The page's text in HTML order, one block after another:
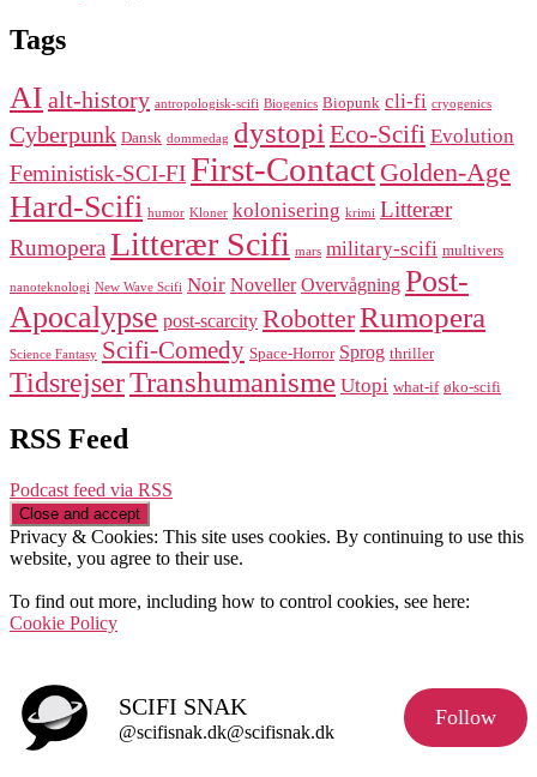
Tags
AI alt-history antropologisk-scifi Biogenics Biopunk cli-fi cryogenics
Cyberpunk Dansk dommedag dystopi Eco-Scifi Evolution
Feministisk-SCI-FIFirst-Contact Golden-Age
Hard-Scifi humor Kloner kolonisering krimi Litterær
Rumopera Litterær Scifi mars military-scifi multivers
nanoteknologi New Wave Scifi Noir Noveller Overvågning Post-
Apocalypse post-scarcity RobotterRumopera
Science Fantasy Scifi-Comedy Space-Horror Sprog thriller
TidsrejserTranshumanisme Utopi what-if øko-scifi
RSS Feed
Podcast feed via RSS
Privacy & Cookies: This site uses cookies. By continuing to use this
website, you agree to their use.
To find out more, including how to control cookies, see here:
Cookie Policy
SCIFI SNAK
@scifisnak.dk@scifisnak.dk
Follow